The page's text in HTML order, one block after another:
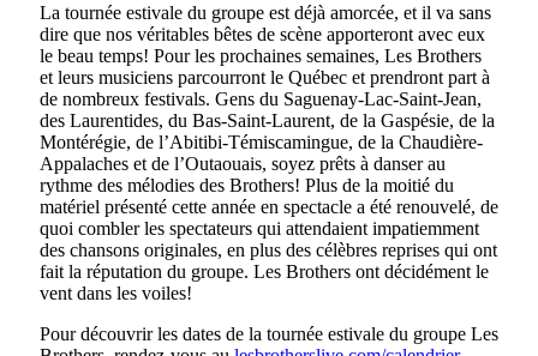
La tournée estivale du groupe est déjà amorcée, et il va sans
dire que nos véritables bêtes de scène apporteront avec eux
le beau temps! Pour les prochaines semaines, Les Brothers
et leurs musiciens parcourront le Québec et prendront part à
de nombreux festivals. Gens du Saguenay-Lac-Saint-Jean,
des Laurentides, du Bas-Saint-Laurent, de la Gaspésie, de la
Montérégie, de l’Abitibi-Témiscamingue, de la Chaudière-
Appalaches et de l’Outaouais, soyez prêts à danser au
rythme des mélodies des Brothers! Plus de la moitié du
matériel présenté cette année en spectacle a été renouvelé, de
quoi combler les spectateurs qui attendaient impatiemment
des chansons originales, en plus des célèbres reprises qui ont
fait la réputation du groupe. Les Brothers ont décidément le
vent dans les voiles!
Pour découvrir les dates de la tournée estivale du groupe Les